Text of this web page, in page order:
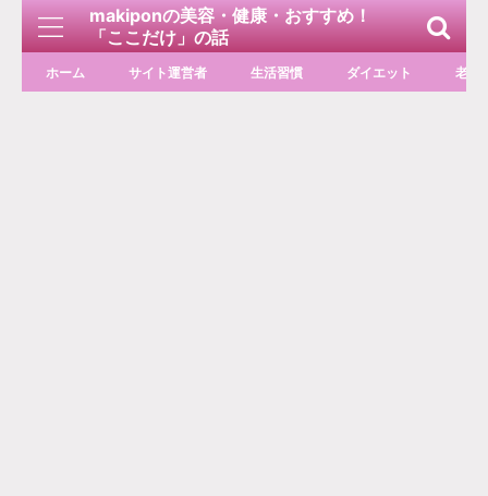
makiponの美容・健康・おすすめ！
「ここだけ」の話
ホーム サイト運営者 生活習慣 ダイエット 老化